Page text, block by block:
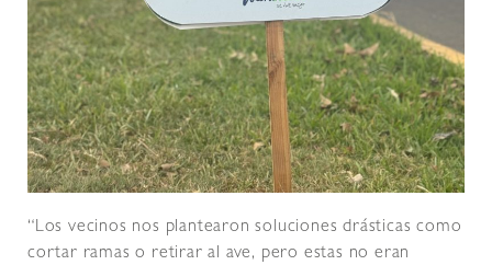
“Los vecinos nos plantearon soluciones drásticas como
cortar ramas o retirar al ave, pero estas no eran